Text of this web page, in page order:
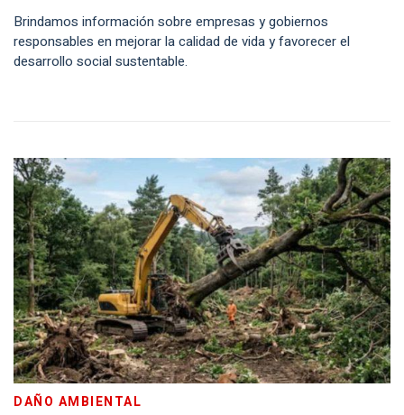
Brindamos información sobre empresas y gobiernos
responsables en mejorar la calidad de vida y favorecer el
desarrollo social sustentable.
DAÑO AMBIENTAL